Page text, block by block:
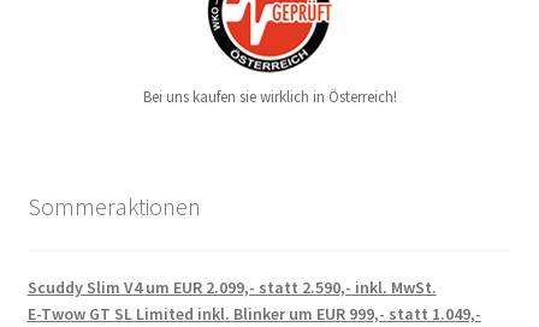
Bei uns kaufen sie wirklich in Österreich!
Sommeraktionen
Scuddy Slim V4 um EUR 2.099,- statt 2.590,- inkl. MwSt.
E-Twow GT SL Limited inkl. Blinker um EUR 999,- statt 1.049,-